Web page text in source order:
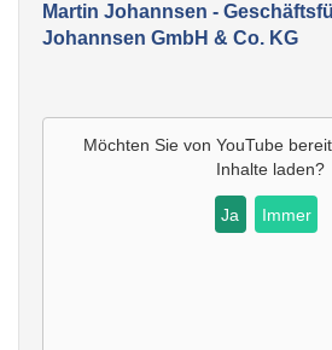
Martin Johannsen -
Johannsen GmbH & Co. KG
Möchten Sie von YouTube
Inhalte laden?
Ja Immer